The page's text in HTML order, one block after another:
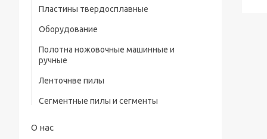
предохранительного конуса (тип А)
Сверла центровочные Р6М5 с
предохранительным конусом (тип В)
радиусные (тип R)
ШЦЦ-III ГОСТ 166-89
Пластины твердосплавные
Оборудование
Полотна ножовочные машинные и
ручные
Ленточнве пилы
Сегментные пилы и сегменты
О нас